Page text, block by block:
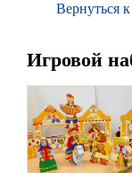
Вернуться
Игровой